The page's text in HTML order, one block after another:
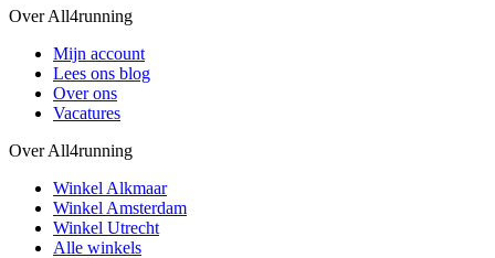
Over All4running
Mijn account
Lees ons blog
Over ons
Vacatures
Over All4running
Winkel Alkmaar
Winkel Amsterdam
Winkel Utrecht
Alle winkels